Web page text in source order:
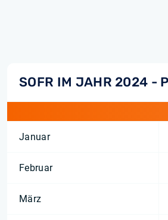
SOFR IM JAHR 2024 -
Januar
Februar
März